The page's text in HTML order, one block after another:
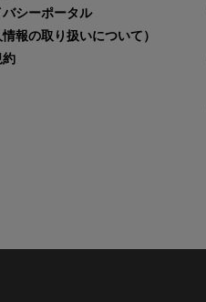
バシーポータル
情報の取り扱いについて）
約